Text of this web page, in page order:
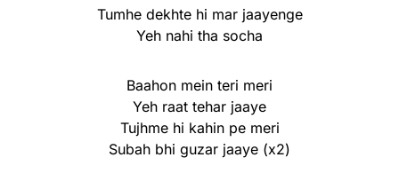
Tumhe dekhte hi mar jaayenge
Yeh nahi tha socha
Baahon mein teri meri
Yeh raat tehar jaaye
Tujhme hi kahin pe meri
Subah bhi guzar jaaye (x2)